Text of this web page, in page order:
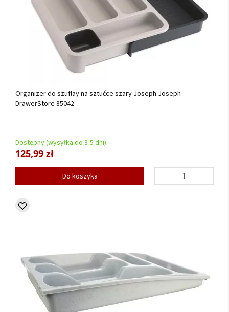
Organizer do szuflay na sztućce szary Joseph Joseph
DrawerStore 85042
Dostępny (wysyłka do 3-5 dni)
125,99 zł
Do koszyka